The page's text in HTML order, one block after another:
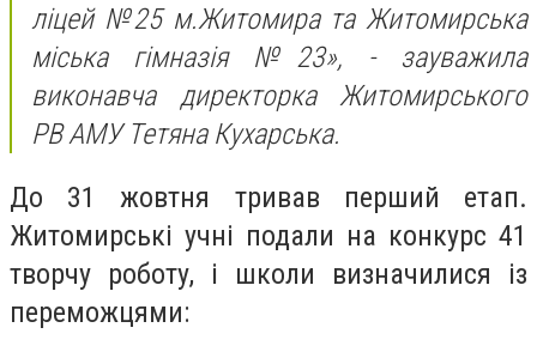
ліцей №25 м.Житомира та Житомирська
міська гімназія №23», - зауважила
виконавча директорка Житомирського
РВ АМУ Тетяна Кухарська.
До 31 жовтня тривав перший етап.
Житомирські учні подали на конкурс 41
творчу роботу, і школи визначилися із
переможцями: